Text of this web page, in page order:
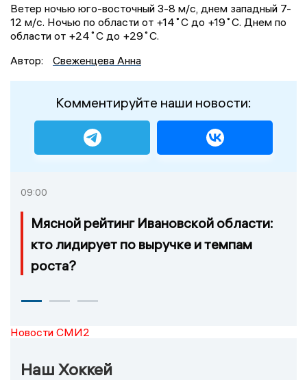
Ветер ночью юго-восточный 3-8 м/с, днем западный 7-
12 м/с. Ночью по области от +14˚С до +19˚С. Днем по
области от +24˚С до +29˚С.
Автор:
Свеженцева Анна
Комментируйте наши новости:
09:00
Мясной рейтинг Ивановской области:
кто лидирует по выручке и темпам
роста?
Новости СМИ2
Наш Хоккей